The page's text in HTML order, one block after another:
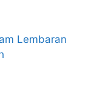
Lembaran